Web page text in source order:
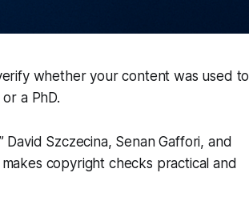
whether your content was used to
a PhD.
Szczecina, Senan Gaffori, and
copyright checks practical and